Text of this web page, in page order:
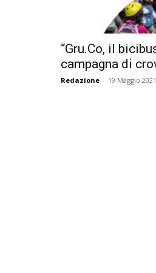
“Gru.Co, il
campagna di
Redazione - 19 Maggio 2021